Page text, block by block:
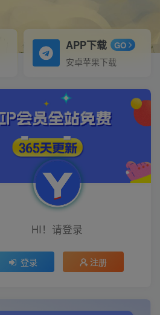
APP下载 GO
安卓苹果下载
HI！请登录
登录 注册